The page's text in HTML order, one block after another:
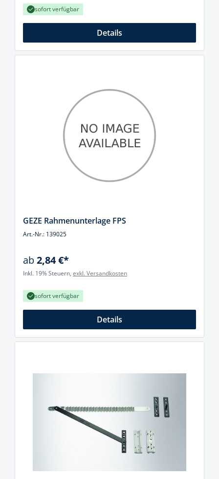
sofort verfügbar
Details
GEZE Rahmenunterlage FPS
Art.-Nr.: 139025
ab2,84 €*
Inkl. 19% Steuern, exkl. Versandkosten
sofort verfügbar
Details